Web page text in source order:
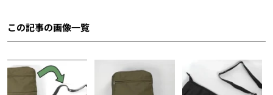
この記事の画像一覧